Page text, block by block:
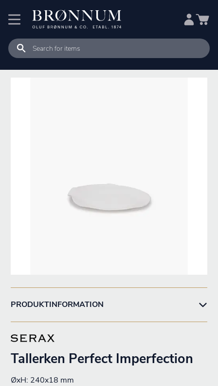
PRODUKTINFORMATION
Tallerken Perfect Imperfection
ØxH: 240x18 mm